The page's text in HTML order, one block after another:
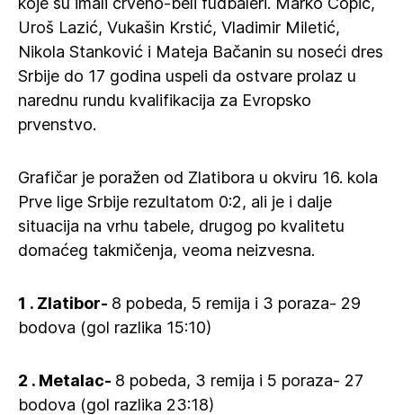
Uroš Lazić, Vukašin Krstić, Vladimir Miletić,
Nikola Stanković i Mateja Bačanin su noseći dres
Srbije do 17 godina uspeli da ostvare prolaz u
narednu rundu kvalifikacija za Evropsko
prvenstvo.
Grafičar je poražen od Zlatibora u okviru 16. kola
Prve lige Srbije rezultatom 0:2, ali je i dalje
situacija na vrhu tabele, drugog po kvalitetu
domaćeg takmičenja, veoma neizvesna.
1 . Zlatibor- 8 pobeda, 5 remija i 3 poraza- 29
bodova (gol razlika 15:10)
2 . Metalac- 8 pobeda, 3 remija i 5 poraza- 27
bodova (gol razlika 23:18)